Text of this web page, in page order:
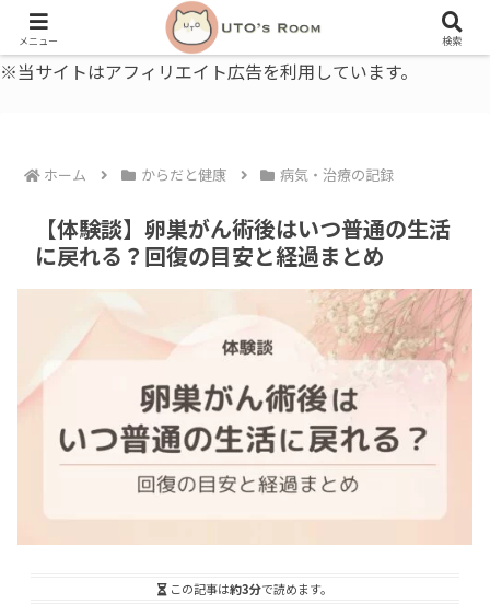
うとの部屋｜毎日に、ちょっと役立つ色と暮らし、健康のこと。
※当サイトはアフィリエイト広告を利用しています。
ホーム からだと健康 病気・治療の記録
【体験談】卵巣がん術後はいつ普通の生活
に戻れる？回復の目安と経過まとめ
この記事は約3分で読めます。
メニュー 検索